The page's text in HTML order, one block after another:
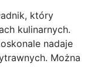
który
kulinarnych.
nadaje
Można